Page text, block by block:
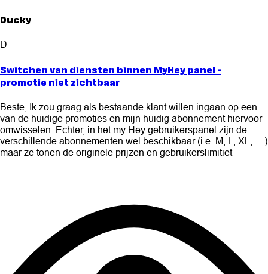
Ducky
D
Switchen van diensten binnen MyHey panel -
promotie niet zichtbaar
Beste, Ik zou graag als bestaande klant willen ingaan op een
van de huidige promoties en mijn huidig abonnement hiervoor
omwisselen. Echter, in het my Hey gebruikerspanel zijn de
verschillende abonnementen wel beschikbaar (i.e. M, L, XL,. ...)
maar ze tonen de originele prijzen en gebruikerslimitiet